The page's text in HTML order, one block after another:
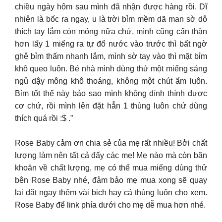
chiều ngày hôm sau mình đã nhận được hàng rồi. Dĩ
nhiên là bốc ra ngay, u là trời bỉm mềm dã man sờ dô
thích tay lắm còn mỏng nữa chứ, mình cũng cẩn thận
hơn lấy 1 miếng ra tự đổ nước vào trước thì bất ngờ
ghê bỉm thấm nhanh lắm, mình sờ tay vào thì mặt bỉm
khô queo luôn. Bé nhà mình dùng thử một miếng sáng
ngủ dậy mông khô thoáng, không một chút ẩm luôn.
Bỉm tốt thế này bảo sao mình không dính thính được
cơ chứ, rồi mình lên đặt hẳn 1 thùng luôn chứ dùng
thích quá rồi :$ .”
Rose Baby cảm ơn chia sẻ của mẹ rất nhiều! Bởi chất
lượng làm nên tất cả đấy các mẹ! Mẹ nào mà còn băn
khoăn về chất lượng, mẹ có thể mua miếng dùng thử
bên Rose Baby nhé, đảm bảo mẹ mua xong sẽ quay
lại đặt ngay thêm vài bịch hay cả thùng luôn cho xem.
Rose Baby để link phía dưới cho mẹ dễ mua hơn nhé.